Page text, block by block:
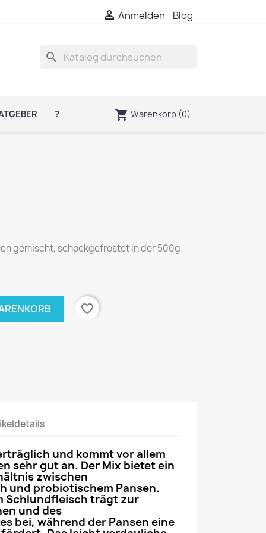
 Anmelden Blog
search
? shopping_cart Warenkorb (0)
gemischt, schockgefrostet in der 500g
favorite_border
und kommt vor allem
sehr gut an. Der Mix bietet ein
zwischen
und probiotischem Pansen.
Schlundfleisch trägt zur
und des
bei, während der Pansen eine